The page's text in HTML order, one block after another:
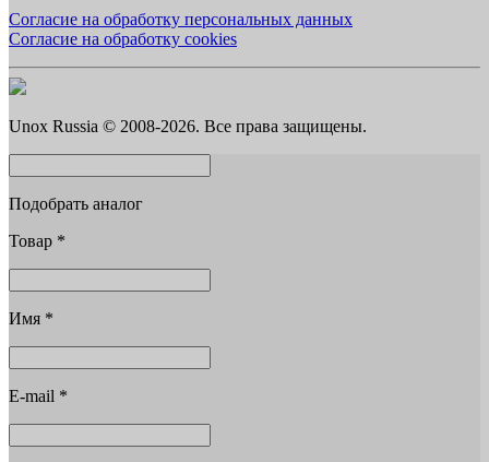
Согласие на обработку персональных данных
Согласие на обработку cookies
Unox Russia © 2008-2026. Все права защищены.
Подобрать аналог
Товар *
Имя *
E-mail *